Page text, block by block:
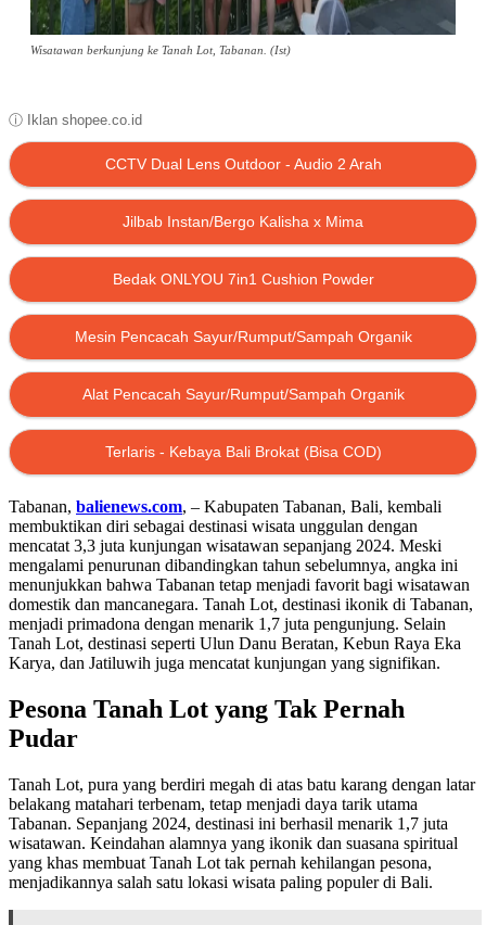
Wisatawan berkunjung ke Tanah Lot, Tabanan. (Ist)
ⓘ Iklan shopee.co.id
CCTV Dual Lens Outdoor - Audio 2 Arah
Jilbab Instan/Bergo Kalisha x Mima
Bedak ONLYOU 7in1 Cushion Powder
Mesin Pencacah Sayur/Rumput/Sampah Organik
Alat Pencacah Sayur/Rumput/Sampah Organik
Terlaris - Kebaya Bali Brokat (Bisa COD)
Tabanan, balienews.com, – Kabupaten Tabanan, Bali, kembali
membuktikan diri sebagai destinasi wisata unggulan dengan
mencatat 3,3 juta kunjungan wisatawan sepanjang 2024. Meski
mengalami penurunan dibandingkan tahun sebelumnya, angka ini
menunjukkan bahwa Tabanan tetap menjadi favorit bagi wisatawan
domestik dan mancanegara. Tanah Lot, destinasi ikonik di Tabanan,
menjadi primadona dengan menarik 1,7 juta pengunjung. Selain
Tanah Lot, destinasi seperti Ulun Danu Beratan, Kebun Raya Eka
Karya, dan Jatiluwih juga mencatat kunjungan yang signifikan.
Pesona Tanah Lot yang Tak Pernah
Pudar
Tanah Lot, pura yang berdiri megah di atas batu karang dengan latar
belakang matahari terbenam, tetap menjadi daya tarik utama
Tabanan. Sepanjang 2024, destinasi ini berhasil menarik 1,7 juta
wisatawan. Keindahan alamnya yang ikonik dan suasana spiritual
yang khas membuat Tanah Lot tak pernah kehilangan pesona,
menjadikannya salah satu lokasi wisata paling populer di Bali.